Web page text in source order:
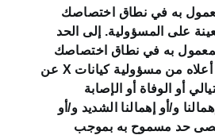
به في نطاق اختصاصك
على المسؤولية. إلى الحد
به في نطاق اختصاصك
القضائي، لا يحدّ ما ورد أعلاه من مسؤولية كيانات X عن
أو الوفاة أو الإصابة
و/أو إهمالنا الشديد و/أو
حد مسموح به بموجب